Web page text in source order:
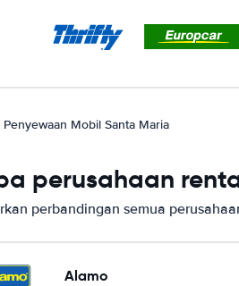
Penyewaan Mobil Santa Maria
perusahaan
perbandingan semua
Alamo